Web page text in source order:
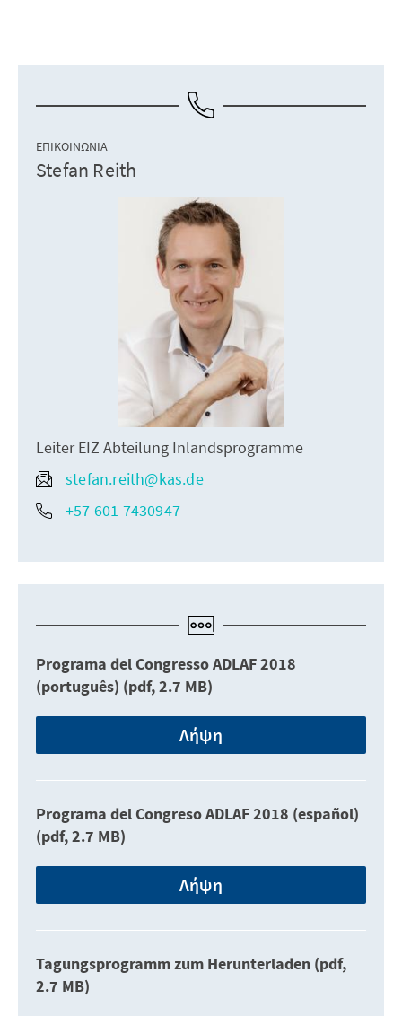
ΕΠΙΚΟΙΝΩΝΊΑ
Stefan Reith
Leiter EIZ Abteilung Inlandsprogramme
stefan.reith@kas.de
+57 601 7430947
Programa del Congresso ADLAF 2018
(português) (pdf, 2.7 MB)
Λήψη
Programa del Congreso ADLAF 2018 (español)
(pdf, 2.7 MB)
Λήψη
Tagungsprogramm zum Herunterladen (pdf,
2.7 MB)